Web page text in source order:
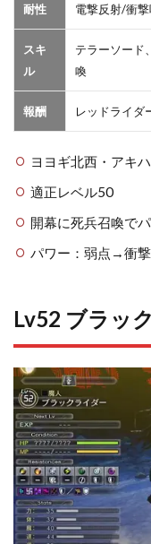
耐性 電撃反射/衝
スキ
ル
テラーソード
喚
報酬 レッドライダ
ヨヨギ北西・アキ
適正レベル50
開幕に死兵召喚で
パワー：弱点→衝
Lv52 ブラッ